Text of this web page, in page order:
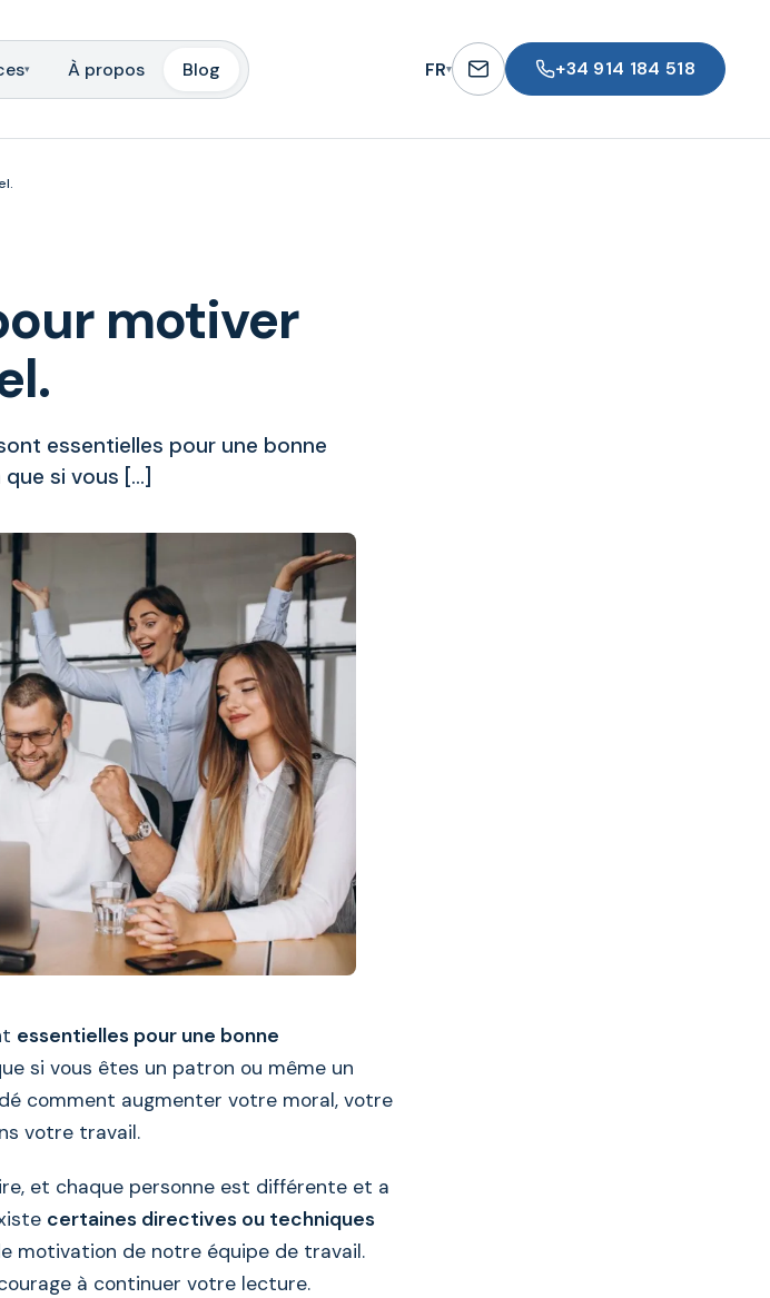
▾ À propos Blog FR▾ +34 914 184 518
motiver
essentielles pour une bonne
si vous […]
essentielles pour une bonne
si vous êtes un patron ou même un
comment augmenter votre moral, votre
votre travail.
et chaque personne est différente et a
certaines directives ou techniques
motivation de notre équipe de travail.
à continuer votre lecture.